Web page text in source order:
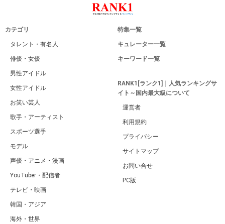
カテゴリ
タレント・有名人
俳優・女優
男性アイドル
女性アイドル
お笑い芸人
歌手・アーティスト
スポーツ選手
モデル
声優・アニメ・漫画
YouTuber・配信者
テレビ・映画
韓国・アジア
海外・世界
特集一覧
キュレーター一覧
キーワード一覧
RANK1[ランク1]｜人気ランキングサ
イト～国内最大級について
運営者
利用規約
プライバシー
サイトマップ
お問い合せ
PC版